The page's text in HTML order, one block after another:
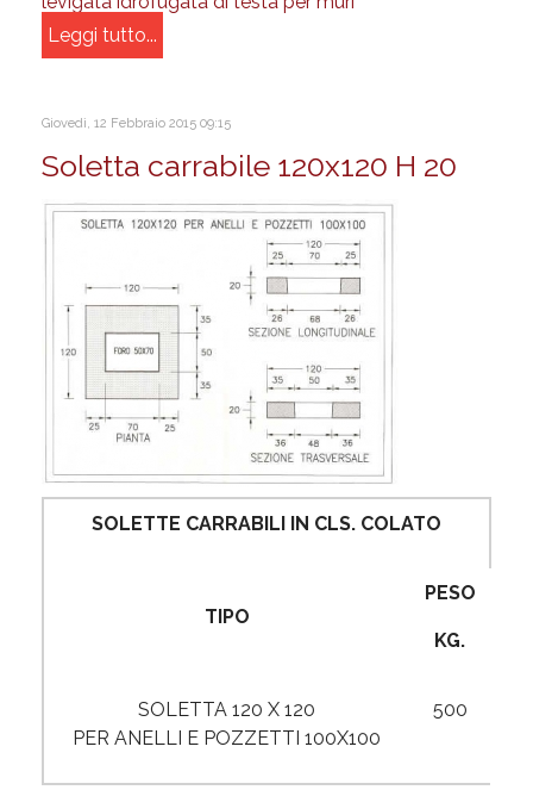
Leggi tutto...
Giovedì, 12 Febbraio 2015 09:15
Soletta carrabile 120x120 H 20
SOLETTE CARRABILI IN CLS. COLATO
TIPO
PESO
KG.
SOLETTA 120 X 120
PER ANELLI E POZZETTI 100X100
500